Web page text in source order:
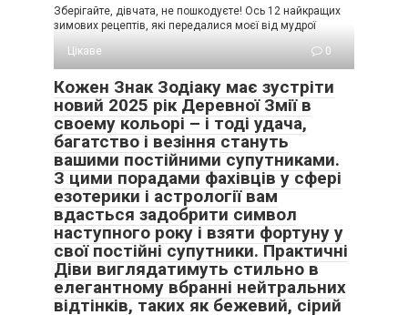
Так що якщо вам пощастило, і ваш друг, чоловік, батько
або напарник – Лев, просто насолоджуйтеся. Ви в
надійних руках.
Зберігайте, дівчата, не пошкодуєте! Ось 12 найкращих
зимових рецептів, які передалися моєї від мудрої
Цікаве
0
Кожен Знак Зодіаку має зустріти
новий 2025 рік Деревної Змії в
своему кольорі – і тоді удача,
багатство і везіння стануть
вашими постійними супутниками.
З цими порадами фахівців у сфері
езотерики і астрології вам
вдасться задобрити символ
наступного року і взяти фортуну у
свої постійні супутники. Практичні
Діви виглядатимуть стильно в
елегантному вбранні нейтральних
відтінків, таких як бежевий, сірий